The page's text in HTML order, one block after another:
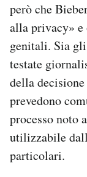
però che
alla privacy»
genitali. Sia
testate
della
prevedono
processo noto
utilizzabile
particolari.